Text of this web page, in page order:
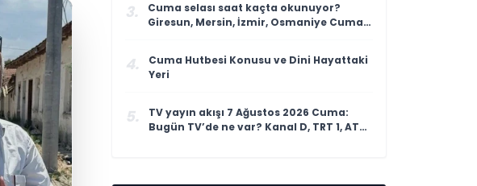
3.
Cuma selası saat kaçta okunuyor?
Giresun, Mersin, İzmir, Osmaniye Cuma
4.
Cuma Hutbesi Konusu ve Dini Hayattaki
Yeri
5.
TV yayın akışı 7 Ağustos 2026 Cuma:
Bugün TV’de ne var? Kanal D, TRT 1, ATV,